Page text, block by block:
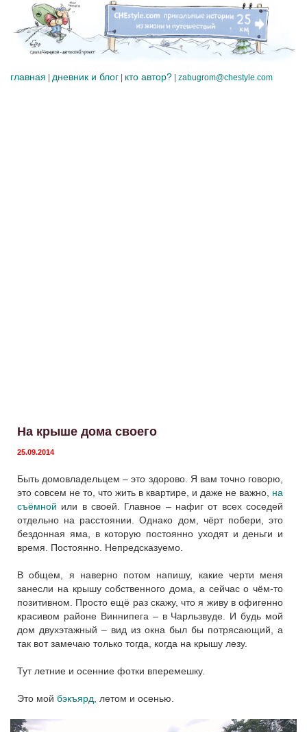
главная | дневник и блог | кто автор? | zabugrom@chestyle.com
На крыше дома своего
25.09.2014
Быть домовладельцем – это здорово. Я вам точно говорю,
это совсем не то, что жить в квартире, и даже не важно, на
съёмной или в своей. Главное – нафиг от всех соседей
отдельно на расстоянии. Однако дом, чёрт побери, это
бездонная яма, в которую постоянно уходят и деньги и
время. Постоянно. Непредсказуемо.
В общем, я наверно потом напишу, какие черти меня
занесли на крышу собственного дома, а сейчас о чём-то
позитивном. Просто ещё раз скажу, что я живу в офигенно
красивом районе Виннипега – в Чарльзвуде. И будь мой
дом двухэтажный – вид из окна был бы потрясающий, а
так вот замечаю только тогда, когда на крышу лезу.
Тут летние и осенние фотки вперемешку.
Это мой бэкъярд , летом и осенью.